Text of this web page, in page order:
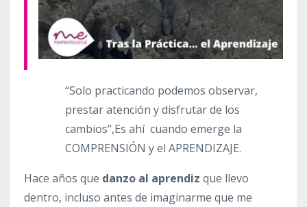
“Solo practicando podemos observar,
prestar atención y disfrutar de los
cambios”,Es ahí cuando emerge la
COMPRENSIÓN y el APRENDIZAJE.
Hace años que danzo al aprendiz que llevo
dentro, incluso antes de imaginarme que me